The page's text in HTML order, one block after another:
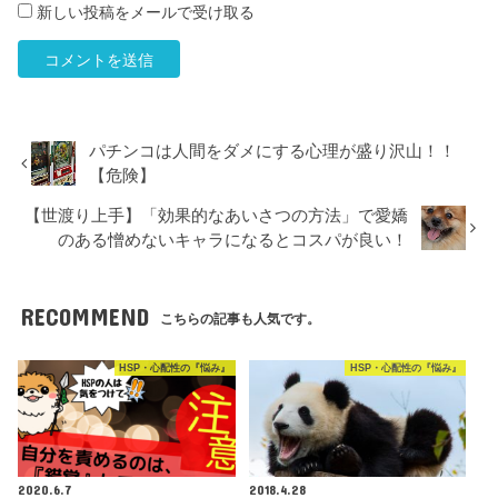
新しい投稿をメールで受け取る
パチンコは人間をダメにする心理が盛り沢山！！
【危険】
【世渡り上手】「効果的なあいさつの方法」で愛嬌
のある憎めないキャラになるとコスパが良い！
RECOMMEND こちらの記事も人気です。
HSP・心配性の『悩み』
2020.6.7
HSP・心配性の『悩み』
2018.4.28